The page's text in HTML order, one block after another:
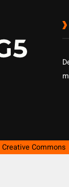
Creative Commons